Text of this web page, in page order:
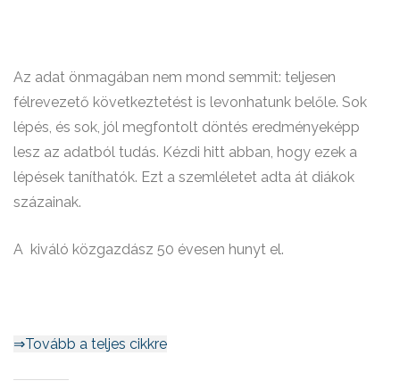
Az adat önmagában nem mond semmit: teljesen
félrevezető következtetést is levonhatunk belőle. Sok
lépés, és sok, jól megfontolt döntés eredményeképp
lesz az adatból tudás. Kézdi hitt abban, hogy ezek a
lépések taníthatók. Ezt a szemléletet adta át diákok
százainak.
A kiváló közgazdász 50 évesen hunyt el.
⇒Tovább a teljes cikkre